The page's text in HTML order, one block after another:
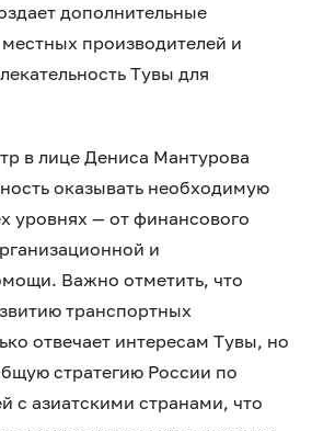
дополнительные
производителей и
Тувы для
в лице Дениса Мантурова
оказывать необходимую
уровнях — от финансового
и
Важно отметить, что
транспортных
отвечает интересам Тувы, но
стратегию России по
с азиатскими странами, что